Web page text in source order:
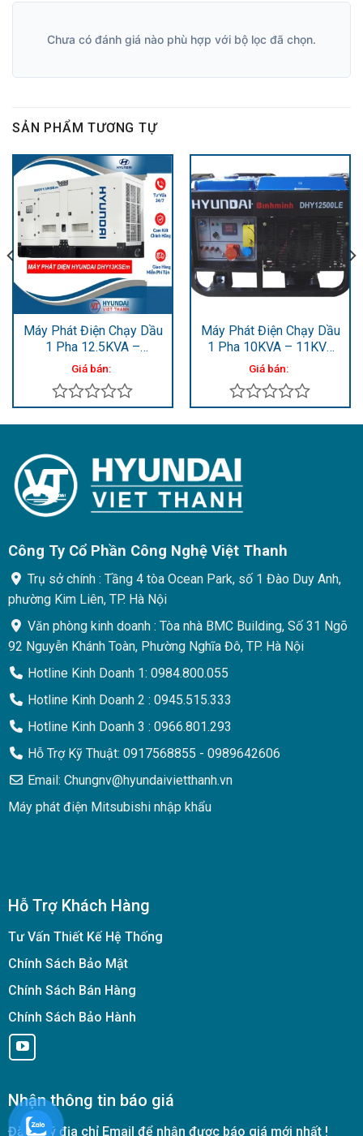
Chưa có đánh giá nào phù hợp với bộ lọc đã chọn.
SẢN PHẨM TƯƠNG TỰ
Máy Phát Điện Chạy Dầu
1 Pha 12.5KVA –
13.75KVA DHY13KSEm
0
5
sao
Giá bán:
Máy Phát Điện Chạy Dầu
1 Pha 10KVA – 11KVA
DHY12500LE
0
5
sao
Giá bán:
Công Ty Cổ Phần Công Nghệ Việt Thanh
Trụ sở chính : Tầng 4 tòa Ocean Park, số 1 Đào Duy Anh,
phường Kim Liên, TP. Hà Nội
Văn phòng kinh doanh : Tòa nhà BMC Building, Số 31 Ngõ
92 Nguyễn Khánh Toàn, Phường Nghĩa Đô, TP. Hà Nội
Hotline Kinh Doanh 1: 0984.800.055
Hotline Kinh Doanh 2 : 0945.515.333
Hotline Kinh Doanh 3 : 0966.801.293
Hỗ Trợ Kỹ Thuật: 0917568855 - 0989642606
Email: Chungnv@hyundaivietthanh.vn
Máy phát điện Mitsubishi nhập khẩu
Hỗ Trợ Khách Hàng
Tư Vấn Thiết Kế Hệ Thống
Chính Sách Bảo Mật
Chính Sách Bán Hàng
Chính Sách Bảo Hành
Nhận thông tin báo giá
Đăng ký địa chỉ Email để nhận được báo giá mới nhất !